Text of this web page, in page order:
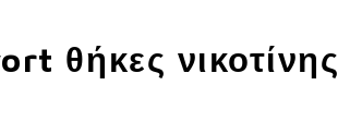
θήκες νικοτίνης